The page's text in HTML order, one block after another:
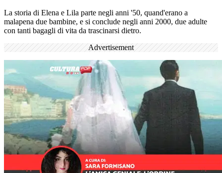
La storia di Elena e Lila parte negli anni '50, quand'erano a
malapena due bambine, e si conclude negli anni 2000, due adulte
con tanti bagagli di vita da trascinarsi dietro.
Advertisement